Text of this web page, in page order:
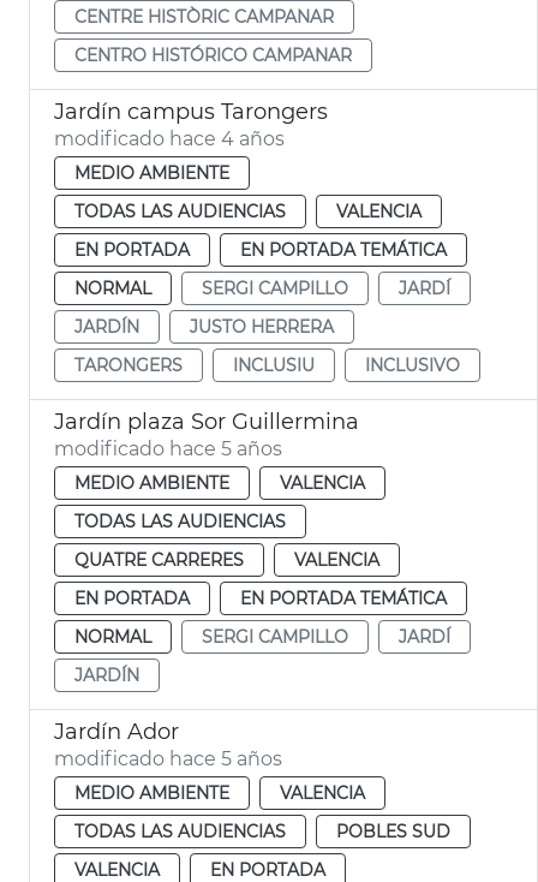
CENTRE HISTÒRIC CAMPANAR
CENTRO HISTÓRICO CAMPANAR
Jardín campus Tarongers
modificado hace 4 años
MEDIO AMBIENTE
TODAS LAS AUDIENCIAS
VALENCIA
EN PORTADA
EN PORTADA TEMÁTICA
NORMAL
SERGI CAMPILLO
JARDÍ
JARDÍN
JUSTO HERRERA
TARONGERS
INCLUSIU INCLUSIVO
Jardín plaza Sor Guillermina
modificado hace 5 años
MEDIO AMBIENTE
VALENCIA
TODAS LAS AUDIENCIAS
QUATRE CARRERES
VALENCIA
EN PORTADA
EN PORTADA TEMÁTICA
NORMAL
SERGI CAMPILLO
JARDÍ
JARDÍN
Jardín Ador
modificado hace 5 años
MEDIO AMBIENTE
VALENCIA
TODAS LAS AUDIENCIAS
POBLES SUD
VALENCIA
EN PORTADA